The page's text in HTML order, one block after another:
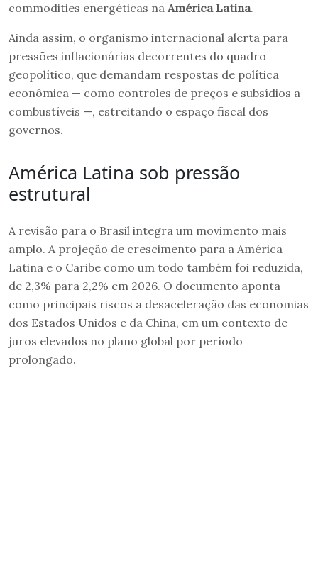
commodities energéticas na América Latina.
Ainda assim, o organismo internacional alerta para
pressões inflacionárias decorrentes do quadro
geopolítico, que demandam respostas de política
econômica — como controles de preços e subsídios a
combustíveis —, estreitando o espaço fiscal dos
governos.
América Latina sob pressão
estrutural
A revisão para o Brasil integra um movimento mais
amplo. A projeção de crescimento para a América
Latina e o Caribe como um todo também foi reduzida,
de 2,3% para 2,2% em 2026. O documento aponta
como principais riscos a desaceleração das economias
dos Estados Unidos e da China, em um contexto de
juros elevados no plano global por período
prolongado.